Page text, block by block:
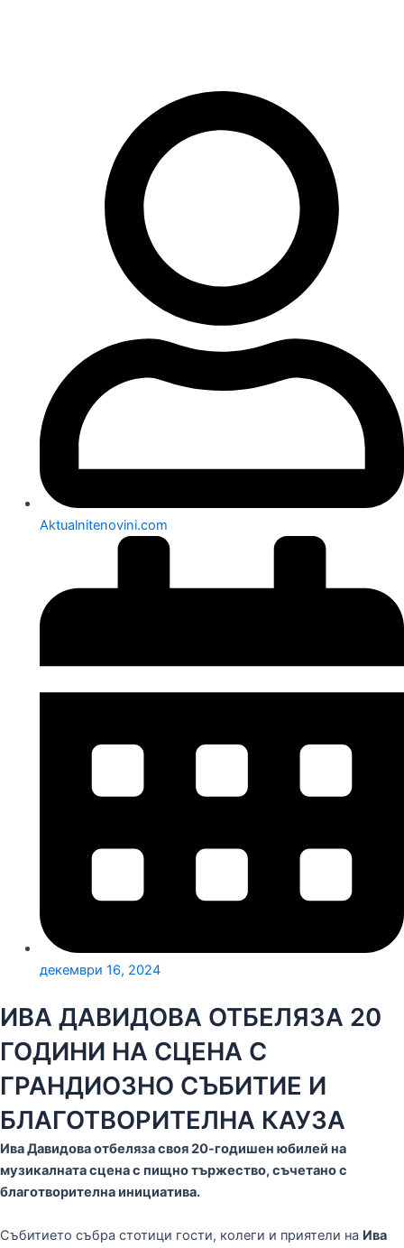
Aktualnitenovini.com
декември 16, 2024
ИВА ДАВИДОВА ОТБЕЛЯЗА 20
ГОДИНИ НА СЦЕНА С
ГРАНДИОЗНО СЪБИТИЕ И
БЛАГОТВОРИТЕЛНА КАУЗА
Ива Давидова отбеляза своя 20-годишен юбилей на
музикалната сцена с пищно тържество, съчетано с
благотворителна инициатива.
Събитието събра стотици гости, колеги и приятели на Ива